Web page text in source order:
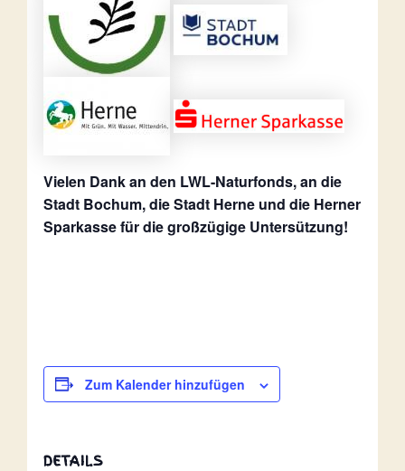
Vielen Dank an den LWL-Naturfonds, an die
Stadt Bochum, die Stadt Herne und die Herner
Sparkasse für die großzügige Untersützung!
Zum Kalender hinzufügen
DETAILS